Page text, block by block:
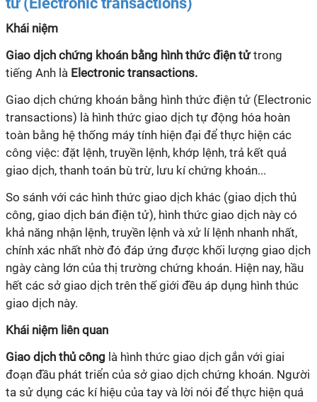
Khái niệm
Giao dịch chứng khoán bằng hình thức điện tửtrong
tiếng Anh là Electronic transactions.
Giao dịch chứng khoán bằng hình thức điện tử (Electronic
transactions) là hình thức giao dịch tự động hóa hoàn
toàn bằng hệ thống máy tính hiện đại để thực hiện các
công việc: đặt lệnh, truyền lệnh, khớp lệnh, trả kết quả
giao dịch, thanh toán bù trừ, lưu kí chứng khoán...
So sánh với các hình thức giao dịch khác (giao dịch thủ
công, giao dịch bán điện tử), hình thức giao dịch này có
khả năng nhận lệnh, truyền lệnh và xử lí lệnh nhanh nhất,
chính xác nhất nhờ đó đáp ứng được khối lượng giao dịch
ngày càng lớn của thị trường chứng khoán. Hiện nay, hầu
hết các sở giao dịch trên thế giới đều áp dụng hình thúc
giao dịch này.
Khái niệm liên quan
Giao dịch thủ công là hình thức giao dịch gắn với giai
đoạn đầu phát triển của sở giao dịch chứng khoán. Người
ta sử dụng các kí hiệu của tay và lời nói để thực hiện quá